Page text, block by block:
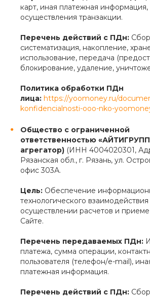
карт, иная платежная
осуществления транзакции.
Перечень действий с ПДн:
систематизация, накопление,
использование, передача
блокирование, удаление,
Политика обработки ПДн
лица: https://yoomoney.ru/
konfidencialnosti-ooo-nko-
Общество с ограниченной
ответственностью
агрегатор) (ИНН 4004020301,
Рязанская обл., г. Рязань, ул.
офис 303А.
Цель: Обеспечение
технологического
осуществлении расчетов и
Сайте.
Перечень передаваемых ПДн:
платежа, сумма операции,
пользователя (телефон/e-mail),
платежная информация.
Перечень действий с ПДн: